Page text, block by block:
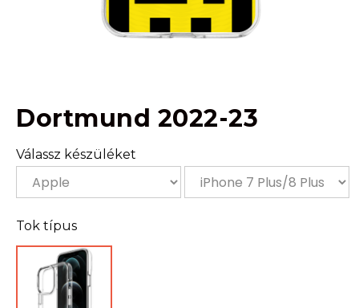
Dortmund 2022-23
Válassz készüléket
Tok típus